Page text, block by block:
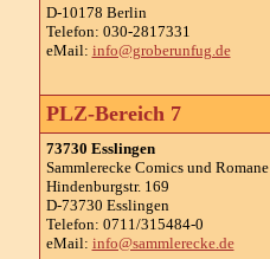
D-10178 Berlin
Telefon: 030-2817331
eMail: info@groberunfug.de
PLZ-Bereich 7
73730 Esslingen
Sammlerecke Comics und Romane
Hindenburgstr. 169
D-73730 Esslingen
Telefon: 0711/315484-0
eMail: info@sammlerecke.de